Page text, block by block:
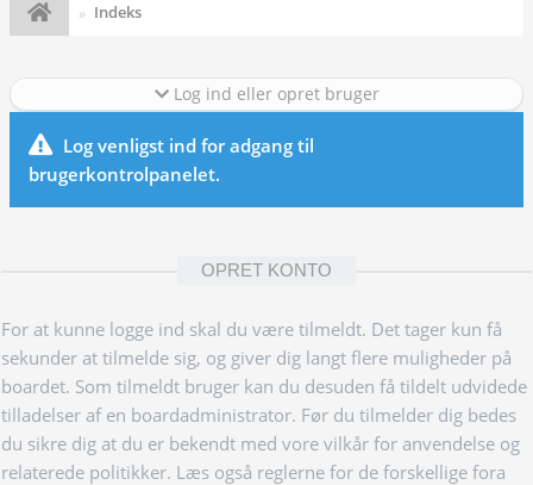
Indeks
Log ind eller opret bruger
Log venligst ind for adgang til
brugerkontrolpanelet.
OPRET KONTO
For at kunne logge ind skal du være tilmeldt. Det tager kun få
sekunder at tilmelde sig, og giver dig langt flere muligheder på
boardet. Som tilmeldt bruger kan du desuden få tildelt udvidede
tilladelser af en boardadministrator. Før du tilmelder dig bedes
du sikre dig at du er bekendt med vore vilkår for anvendelse og
relaterede politikker. Læs også reglerne for de forskellige fora